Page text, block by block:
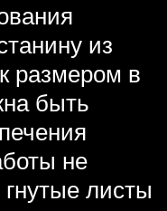
из
размером в
быть
не
листы